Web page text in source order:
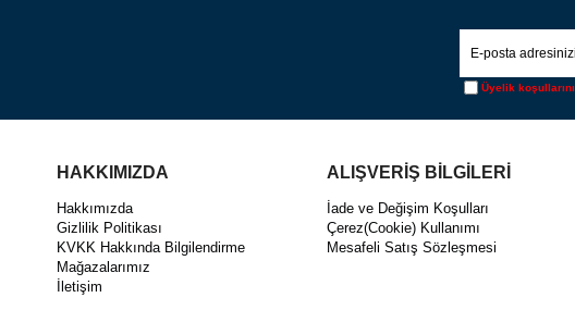
Üyelik koşullarını
HAKKIMIZDA
Hakkımızda
Gizlilik Politikası
KVKK Hakkında Bilgilendirme
Mağazalarımız
İletişim
ALIŞVERİŞ BİLGİLERİ
İade ve Değişim Koşulları
Çerez(Cookie) Kullanımı
Mesafeli Satış Sözleşmesi